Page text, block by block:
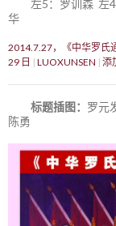
左5：罗训森 左
华
2014.7.27，《中华罗氏
29 日
LUOXUNSEN 添
标题插图： 罗元
陈勇